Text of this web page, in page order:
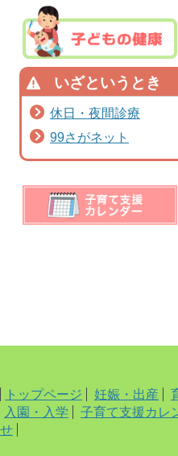
いざというとき
休日・夜間診療
99さがネット
トップページ 妊娠・出産
入園・入学
子育て支援カレ
せ